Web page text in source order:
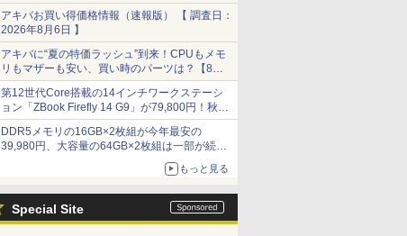
アキバお買い得価格情報（速報版） 【 調査日：
2026年8月6日 】
アキバに“夏の特価ラッシュ”到来！CPUもメモ
リもマザーも安い、買い時のパーツは？【8月7
日(金)22時配信】
第12世代Core搭載の14インチワークステーシ
ョン「ZBook Firefly 14 G9」が79,800円！秋葉
原で中古PCセール
DDR5メモリの16GB×2枚組が今年最安の
39,980円、大容量の64GB×2枚組は一部が続騰
もっと見る
Special Site